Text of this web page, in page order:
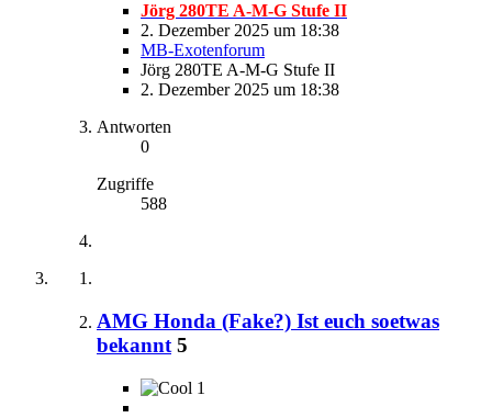
Jörg 280TE A-M-G Stufe II
2. Dezember 2025 um 18:38
MB-Exotenforum
Jörg 280TE A-M-G Stufe II
2. Dezember 2025 um 18:38
Antworten
0
Zugriffe
588
AMG Honda (Fake?) Ist euch soetwas
bekannt 5
1